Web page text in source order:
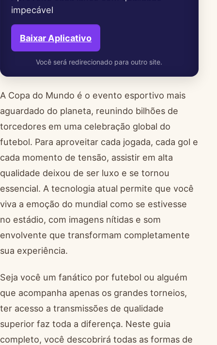
impecável
Baixar Aplicativo
Você será redirecionado para outro site.
A Copa do Mundo é o evento esportivo mais
aguardado do planeta, reunindo bilhões de
torcedores em uma celebração global do
futebol. Para aproveitar cada jogada, cada gol e
cada momento de tensão, assistir em alta
qualidade deixou de ser luxo e se tornou
essencial. A tecnologia atual permite que você
viva a emoção do mundial como se estivesse
no estádio, com imagens nítidas e som
envolvente que transformam completamente
sua experiência.
Seja você um fanático por futebol ou alguém
que acompanha apenas os grandes torneios,
ter acesso a transmissões de qualidade
superior faz toda a diferença. Neste guia
completo, você descobrirá todas as formas de